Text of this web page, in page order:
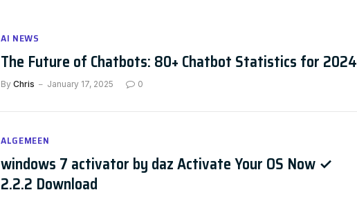
AI NEWS
The Future of Chatbots: 80+ Chatbot Statistics for 2024
By Chris January 17, 2025 0
ALGEMEEN
windows 7 activator by daz Activate Your OS Now ✓
2.2.2 Download